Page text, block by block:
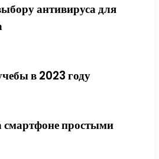
антивируса для
в 2023 году
простыми